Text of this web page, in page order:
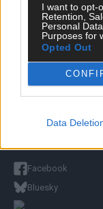
I want to opt-
Retention,
Personal
Purposes for
Opted Out
Data
Unternehmensporträt
Ehtikrichtlinie &
Redaktion und
Facebook
Bluesky